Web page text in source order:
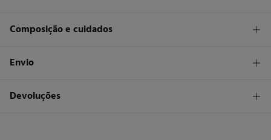
Composição e cuidados
Composição
Cuidados
Envio
STANDARD
Devoluções